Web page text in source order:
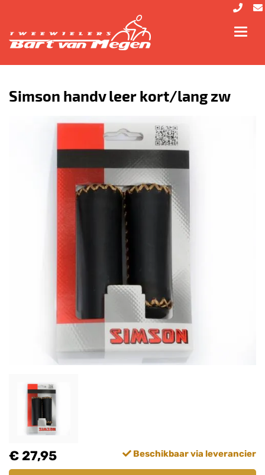
Simson handv leer kort/lang zw
€ 27,95 Beschikbaar via leverancier